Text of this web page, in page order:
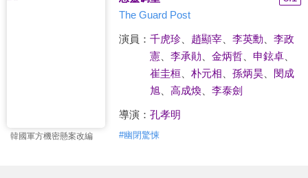
韓國軍方機密懸案改編
The Guard Post
演員： 千虎珍、 趙顯宰、 李英勳
李政
憲、 李承勛 金炳哲、 申鉉卓、
崔圭桓、 朴元相 孫炳昊、 閔成
旭、 高成煥、 李泰劍
導演： 孔孝明
#幽閉驚悚